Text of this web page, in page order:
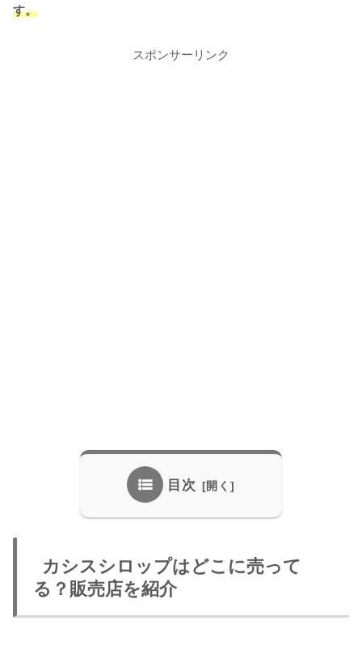
す。
スポンサーリンク
目次
カシスシロップはどこに売って
る？販売店を紹介